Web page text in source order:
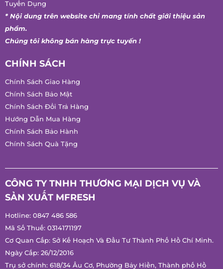
Tuyển Dụng
* Nội dung trên website chỉ mang tính chất giới thiệu sản
phẩm.
Chúng tôi không bán hàng trực tuyến !
CHÍNH SÁCH
Chính Sách Giao Hàng
Chính Sách Bảo Mật
Chính Sách Đổi Trả Hàng
Hướng Dẫn Mua Hàng
Chính Sách Quà Tặng
CÔNG TY TNHH THƯƠNG MẠI DỊCH VỤ VÀ
SẢN XUẤT MFRESH
Cơ Quan Cấp: Sở Kế Hoạch Và Đầu Tư Thành Phố Hồ Chí
Minh.